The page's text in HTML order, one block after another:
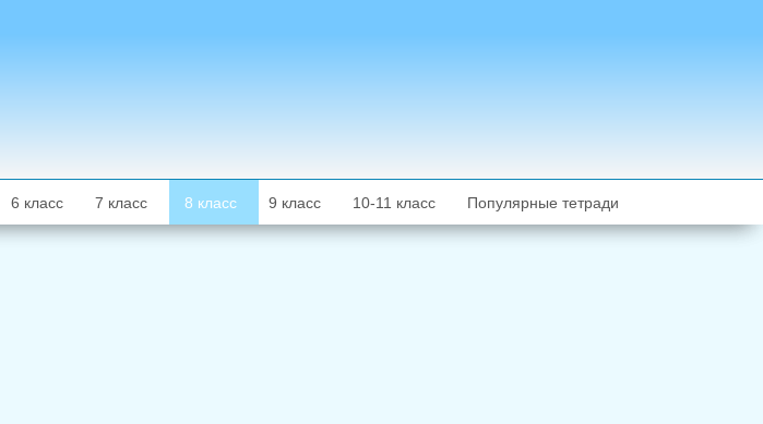
6 класс 7 класс 8 класс 9 класс 10-11 класс Популярные тетради